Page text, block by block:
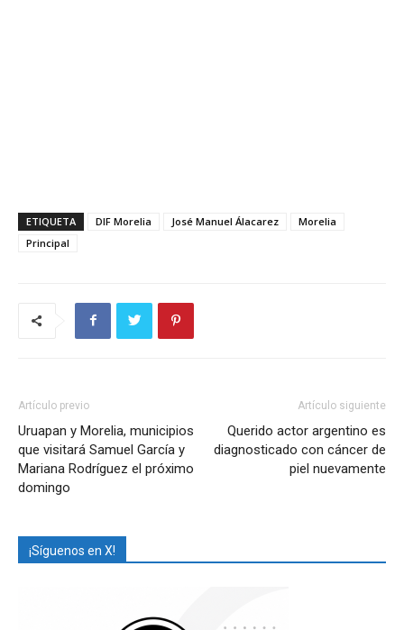
ETIQUETA DIF Morelia José Manuel Álacarez
Morelia
Principal
Artículo previo
Uruapan y Morelia, municipios
que visitará Samuel García y
Mariana Rodríguez el próximo
domingo
Artículo siguiente
Querido actor argentino es
diagnosticado con cáncer de
piel nuevamente
¡Síguenos en X!